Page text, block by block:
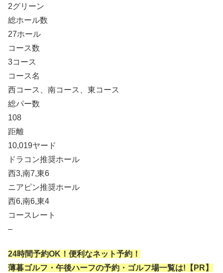
2グリーン
総ホール数
27ホール
コース数
3コース
コース名
西コース、南コース、東コース
総パー数
108
距離
10,019ヤード
ドラコン推奨ホール
西3,南7,東6
ニアピン推奨ホール
西6,南6,東4
コースレート
–
24時間予約OK！便利なネット予約！
薄暮ゴルフ・午後ハーフの予約・ゴルフ場一覧は!【PR】